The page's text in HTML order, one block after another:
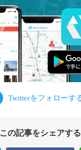
この記事をシェアする